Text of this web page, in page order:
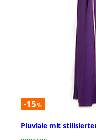
-15%
Pluviale mit